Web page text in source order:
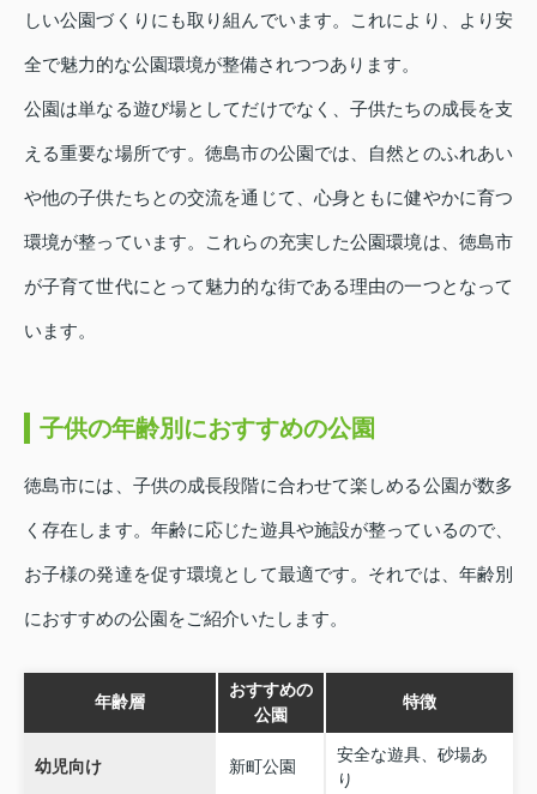
しい公園づくりにも取り組んでいます。これにより、より安
全で魅力的な公園環境が整備されつつあります。
公園は単なる遊び場としてだけでなく、子供たちの成長を支
える重要な場所です。徳島市の公園では、自然とのふれあい
や他の子供たちとの交流を通じて、心身ともに健やかに育つ
環境が整っています。これらの充実した公園環境は、徳島市
が子育て世代にとって魅力的な街である理由の一つとなって
います。
子供の年齢別におすすめの公園
徳島市には、子供の成長段階に合わせて楽しめる公園が数多
く存在します。年齢に応じた遊具や施設が整っているので、
お子様の発達を促す環境として最適です。それでは、年齢別
におすすめの公園をご紹介いたします。
年齢層
おすすめの
公園
特徴
幼児向け 新町公園
安全な遊具、砂場あ
り